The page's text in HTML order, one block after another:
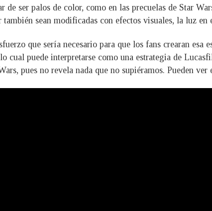
de ser palos de color, como en las precuelas de Star
también sean modificadas con efectos visuales, la luz en
que sería necesario para que los fans crearan esa
cual puede interpretarse como una estrategia de
pues no revela nada que no supiéramos. Pueden